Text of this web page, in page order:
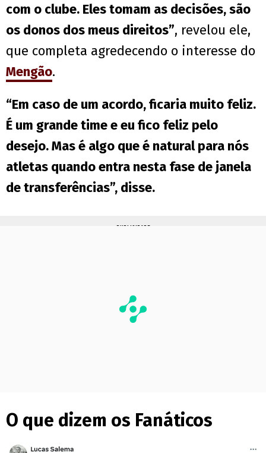
com o clube. Eles tomam as decisões, são
os donos dos meus direitos”, revelou ele,
que completa agredecendo o interesse do
Mengão.
“Em caso de um acordo, ficaria muito feliz.
É um grande time e eu fico feliz pelo
desejo. Mas é algo que é natural para nós
atletas quando entra nesta fase de janela
de transferências”, disse.
PUBLICIDADE
O que dizem os Fanáticos